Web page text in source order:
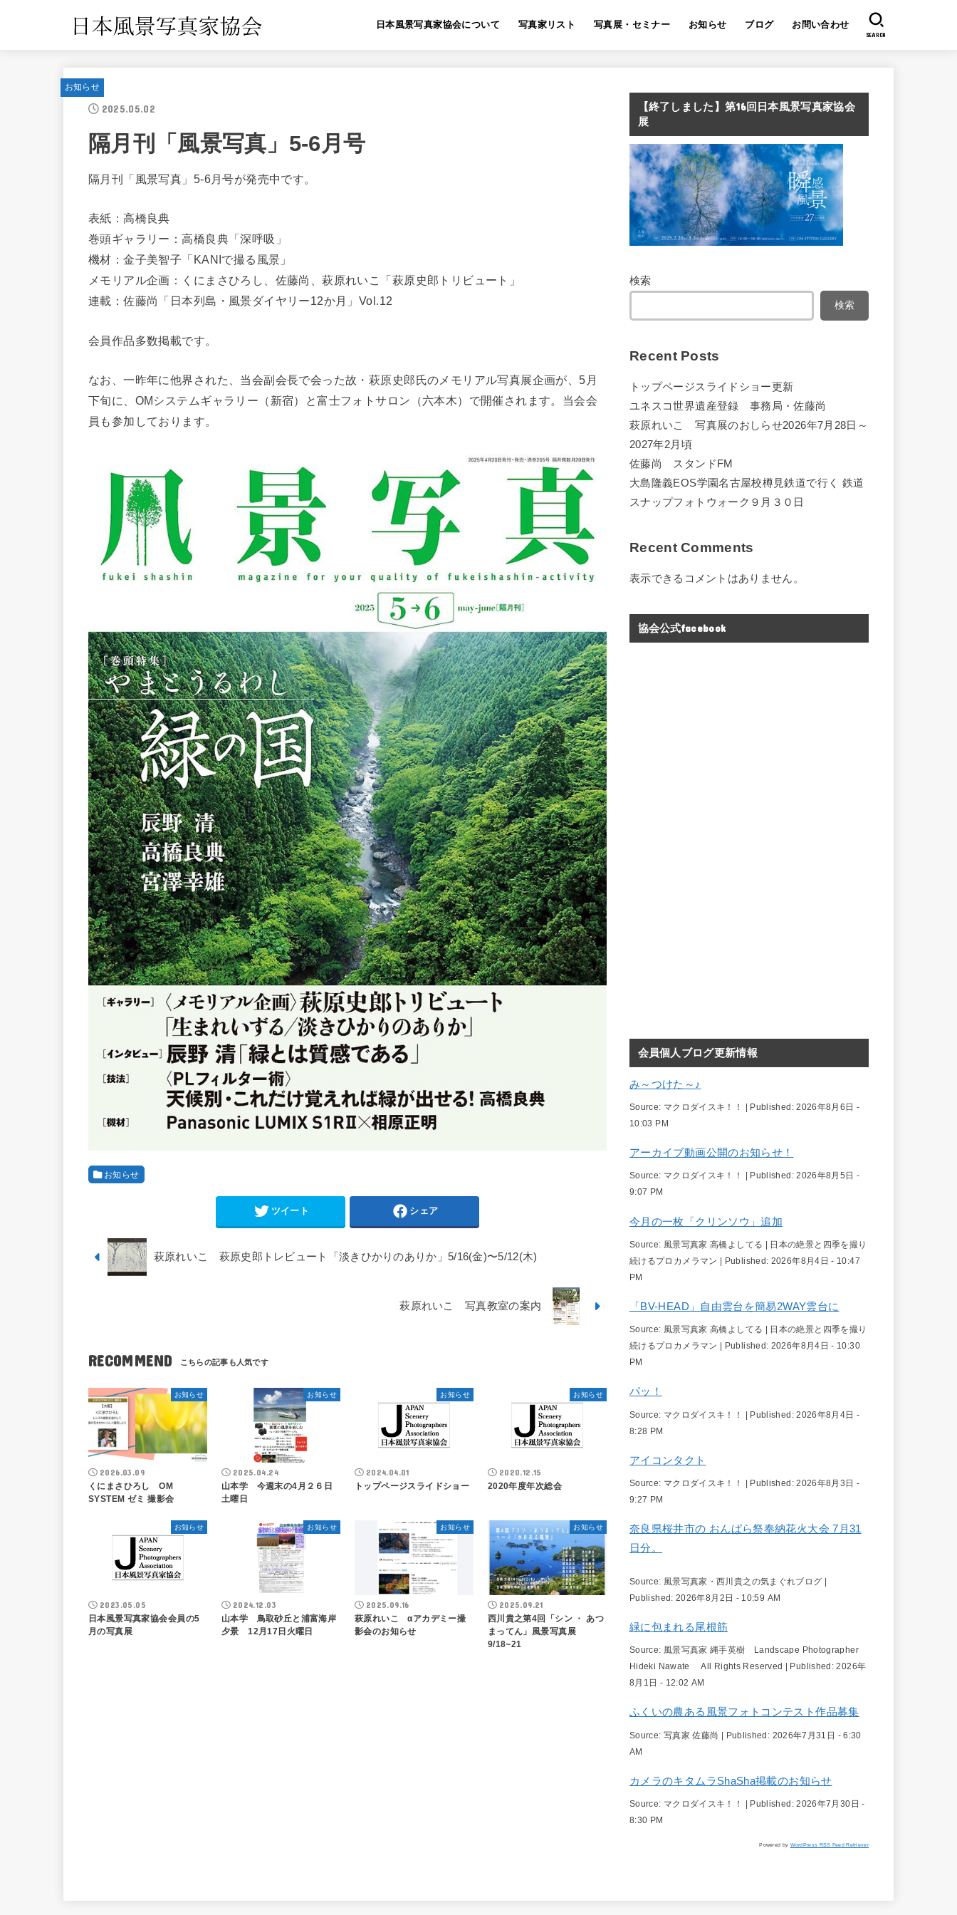
日本風景写真家協会について 写真家リスト 写真展・セミナー お知らせ ブログ お問い合わせ
SEARCH
お知らせ
2025.05.02
隔月刊「風景写真」5-6月号
隔月刊「風景写真」5-6月号が発売中です。
表紙：高橋良典
巻頭ギャラリー：高橋良典「深呼吸」
機材：金子美智子「KANIで撮る風景」
メモリアル企画：くにまさひろし、佐藤尚、萩原れいこ「萩原史郎トリビュート」
連載：佐藤尚「日本列島・風景ダイヤリー12か月」Vol.12
会員作品多数掲載です。
なお、一昨年に他界された、当会副会長で会った故・萩原史郎氏のメモリアル写真展企画が、5月
下旬に、OMシステムギャラリー（新宿）と富士フォトサロン（六本木）で開催されます。当会会
員も参加しております。
お知らせ
ツイート シェア
萩原れいこ 萩原史郎トレビュート「淡きひかりのありか」5/16(金)〜5/12(木)
萩原れいこ 写真教室の案内
RECOMMEND
お知らせ
2026.03.09
くにまさひろし OM
SYSTEM ゼミ 撮影会
お知らせ
2025.04.24
山本学 今週末の4月２６日
土曜日
お知らせ
2024.04.01
トップページスライドショー
お知らせ
2020.12.15
2020年度年次総会
お知らせ
2023.05.05
日本風景写真家協会会員の5
月の写真展
お知らせ
2024.12.03
山本学 鳥取砂丘と浦富海岸
夕景 12月17日火曜日
お知らせ
2025.09.16
萩原れいこ αアカデミー撮
影会のお知らせ
お知らせ
2025.09.21
西川貴之第4回「シン ・ あつ
まってん」風景写真展
9/18~21
【終了しました】第16回日本風景写真家協会
展
検索
検索
Recent Posts
トップページスライドショー更新
ユネスコ世界遺産登録 事務局・佐藤尚
萩原れいこ 写真展のおしらせ2026年7月28日～
2027年2月頃
佐藤尚 スタンドFM
大島隆義EOS学園名古屋校樽見鉄道で行く 鉄道
スナップフォトウォーク９月３０日
Recent Comments
表示できるコメントはありません。
協会公式facebook
会員個人ブログ更新情報
み～つけた～♪
Source: マクロダイスキ！！ Published:2026年8月6日 -
10:03 PM
アーカイブ動画公開のお知らせ！
Source: マクロダイスキ！！ Published:2026年8月5日 -
9:07 PM
今月の一枚「クリンソウ」追加
Source: 風景写真家 高橋よしてる | 日本の絶景と四季を撮り
続けるプロカメラマン | Published: 2026年8月4日 - 10:47
PM
「BV-HEAD」自由雲台を簡易2WAY雲台に
Source: 風景写真家 高橋よしてる | 日本の絶景と四季を撮り
続けるプロカメラマン
Published: 2026年8月4日 - 10:30
PM
パッ！
Source: マクロダイスキ！！ | Published:2026年8月4日 -
8:28 PM
アイコンタクト
Source: マクロダイスキ！！ Published:2026年8月3日 -
9:27 PM
奈良県桜井市の おんぱら祭奉納花火大会 7月31
日分。
Source: 風景写真家・西川貴之の気まぐれブログ |
Published: 2026年8月2日 - 10:59 AM
緑に包まれる尾根筋
Source: 風景写真家 縄手英樹 Landscape Photographer
Hideki Nawate All Rights Reserved
Published:2026年
8月1日 - 12:02 AM
ふくいの農ある風景フォトコンテスト作品募集
Source: 写真家 佐藤尚 | Published: 2026年7月31日 - 6:30
AM
カメラのキタムラShaSha掲載のお知らせ
Source: マクロダイスキ！！ Published:2026年7月30日 -
8:30 PM
Powered by WordPress RSS Feed Retriever